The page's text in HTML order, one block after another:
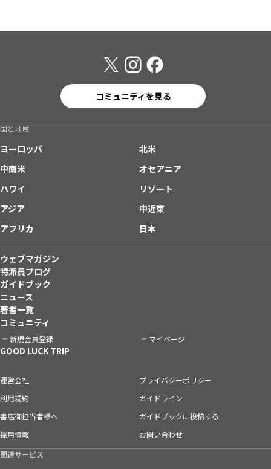
コミュニティを見る
国と地域
ヨーロッパ
北米
中南米
オセアニア
ハワイ
リゾート
アジア
中近東
アフリカ
日本
ウェブマガジン
特派員ブログ
ガイドブック
ニュース
著者一覧
コミュニティ
新規会員登録 マイページ
GOOD LUCK TRIP
運営会社
プライバシーポリシー
利用規約
ガイドライン
書店御担当者様へ
ガイドブックに投稿する
採用情報
お問い合わせ
関連サービス